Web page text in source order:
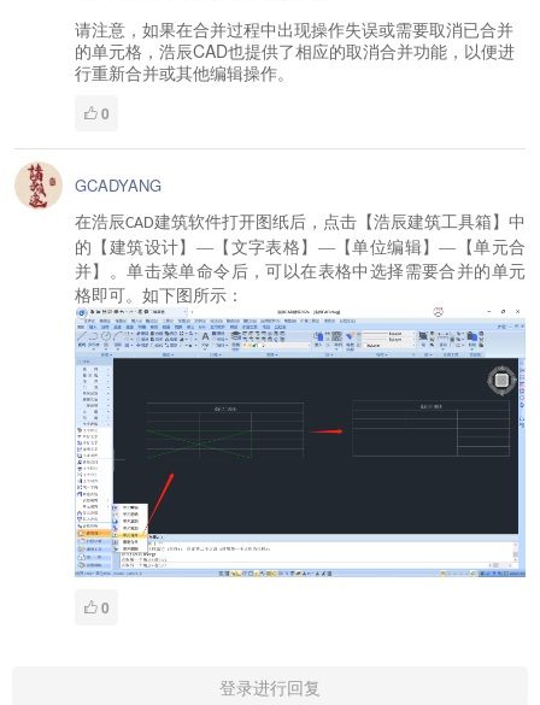
请注意，如果在合并过程中出现操作失误或需要取消已合并
的单元格，浩辰CAD也提供了相应的取消合并功能，以便进
行重新合并或其他编辑操作。
0
GCADYANG
在浩辰CAD建筑软件打开图纸后，点击【浩辰建筑工具箱】中
的【建筑设计】—【文字表格】—【单位编辑】—【单元合
并】。单击菜单命令后，可以在表格中选择需要合并的单元
格即可。如下图所示：
0
登录进行回复